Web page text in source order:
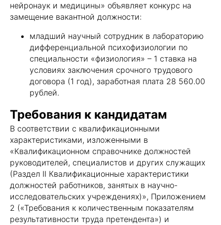
нейронаук и медицины» объявляет конкурс на
замещение вакантной должности:
младший научный сотрудник в лабораторию
дифференциальной психофизиологии по
специальности «физиология» – 1 ставка на
условиях заключения срочного трудового
договора (1 год), заработная плата 28 560.00
рублей.
Требования к кандидатам
В соответствии с квалификационными
характеристиками, изложенными в
«Квалификационном справочнике должностей
руководителей, специалистов и других служащих
(Раздел II Квалификационные характеристики
должностей работников, занятых в научно-
исследовательских учреждениях)», Приложением
2 («Требования к количественным показателям
результативности труда претендента») и